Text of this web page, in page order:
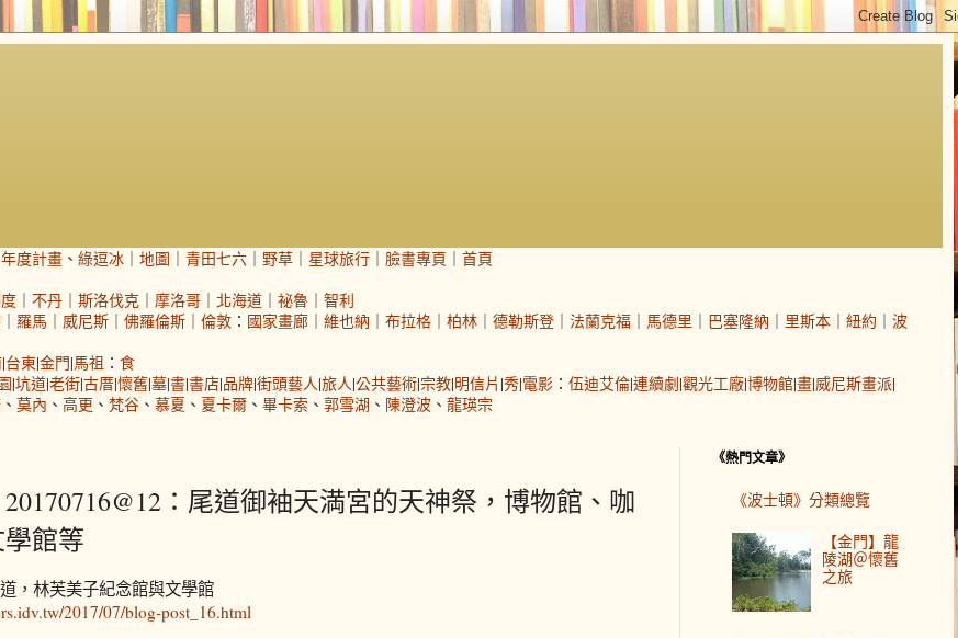
年度計畫 、 綠逗冰 ｜ 地圖 ｜ 青田七六 ｜ 野草 ｜ 星球旅行 ｜ 臉書專頁 ｜ 首頁
｜ 不丹 ｜ 斯洛伐克 ｜ 摩洛哥 ｜ 北海道 ｜ 祕魯 ｜ 智利
｜ 羅馬 ｜ 威尼斯 ｜ 佛羅倫斯 ｜ 倫敦 ： 國家畫廊 ｜ 維也納 ｜ 布拉格 ｜ 柏林 ｜ 德勒斯登 ｜ 法蘭克福 ｜ 馬德里 ｜ 巴塞隆納 ｜ 里斯本 ｜ 紐約 ｜ 波
|台東|金門|馬祖 ： 食
|坑道|老街|古厝|懷舊|墓|書|書店|品牌|街頭藝人|旅人|公共藝術|宗教|明信片 |秀|電影 ： 伍迪艾倫|連續劇|觀光工廠|博物館|畫|威尼斯畫派|
、 莫內 、 高更 、 梵谷 、 慕夏 、 夏卡爾 、 畢卡索 、 郭雪湖 、 陳澄波 、 龍瑛宗
20170716@12：尾道御袖天満宮的天神祭，博物館、咖
館等
，林芙美子紀念館與文學館
2017/07/blog-post_16.html
《熱門文章》
《波士頓》分類總覽
【金門】龍
陵湖＠懷舊
之旅